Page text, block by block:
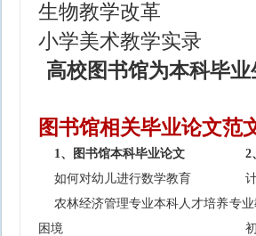
生物教学改革
小学美术教学实录
高校图书馆为本科毕
图书馆相关毕业论文范
1、图书馆本科毕业论文
如何对幼儿进行数学教育
农林经济管理专业本科人才培养
困境
2
专